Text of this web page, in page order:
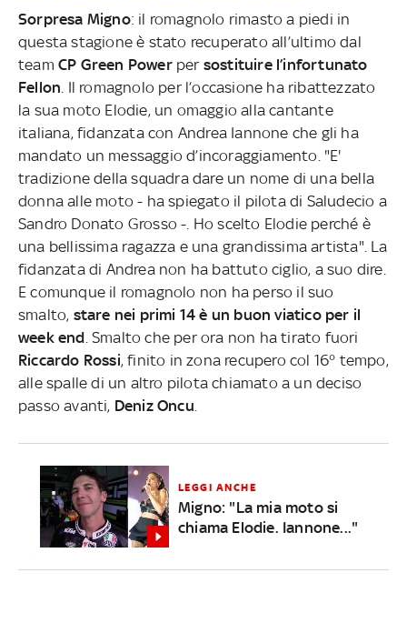
Sorpresa Migno: il romagnolo rimasto a piedi in
questa stagione è stato recuperato all’ultimo dal
team CP Green Powerper sostituire l’infortunato
Fellon . Il romagnolo per l’occasione ha ribattezzato
la sua moto Elodie, un omaggio alla cantante
italiana, fidanzata con Andrea Iannone che gli ha
mandato un messaggio d’incoraggiamento. "E'
tradizione della squadra dare un nome di una bella
donna alle moto - ha spiegato il pilota di Saludecio a
Sandro Donato Grosso -. Ho scelto Elodie perché è
una bellissima ragazza e una grandissima artista". La
fidanzata di Andrea non ha battuto ciglio, a suo dire.
E comunque il romagnolo non ha perso il suo
smalto, stare nei primi 14 è un buon viatico per il
week end . Smalto che per ora non ha tirato fuori
Riccardo Rossi, finito in zona recupero col 16° tempo,
alle spalle di un altro pilota chiamato a un deciso
passo avanti, Deniz Oncu
LEGGI ANCHE
Migno: "La mia moto si
chiama Elodie. Iannone..."